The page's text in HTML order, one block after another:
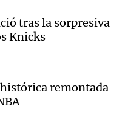
tras la sorpresiva
Knicks
remontada